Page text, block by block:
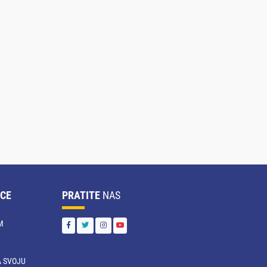
SVOJU
PRATITE NAS